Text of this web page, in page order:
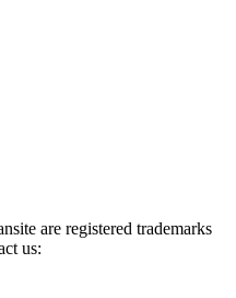
are registered trademarks
us: